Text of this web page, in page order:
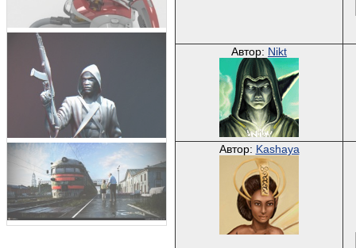
Автор: Nikt
Автор: Kashaya